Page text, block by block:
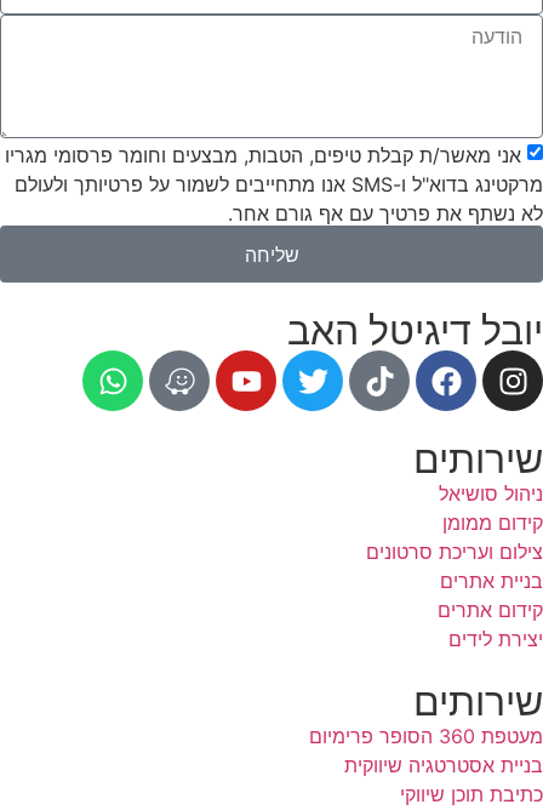
אני מאשר/ת קבלת טיפים, הטבות, מבצעים וחומר פרסומי מגריו
מרקטינג בדוא"ל ו-SMS אנו מתחייבים לשמור על פרטיותך ולעולם
לא נשתף את פרטיך עם אף גורם אחר.
שליחה
יובל דיגיטל האב
שירותים
ניהול סושיאל
קידום ממומן
צילום ועריכת סרטונים
בניית אתרים
קידום אתרים
יצירת לידים
שירותים
מעטפת 360 הסופר פרימיום
בניית אסטרטגיה שיווקית ​
כתיבת תוכן שיווקי​